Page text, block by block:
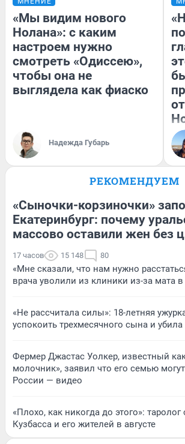
«Мы видим нового
Нолана»: с каким
настроем нужно
смотреть «Одиссею»,
чтобы она не
выглядела как фиаско
Надежда Губарь
РЕКОМЕНДУЕМ
«Сыночки-корзиночки»
Екатеринбург: почему
массово оставили жен без
17 часов 15 148 80
«Мне сказали, что нам нужно
врача уволили из клиники из-за мата
«Не рассчитала силы»: 18-летняя
успокоить трехмесячного сына и убила
Фермер Джастас Уолкер, известный
молочник», заявил что его семью
России — видео
«Плохо, как никогда до этого»: таролог
Кузбасса и его жителей в августе